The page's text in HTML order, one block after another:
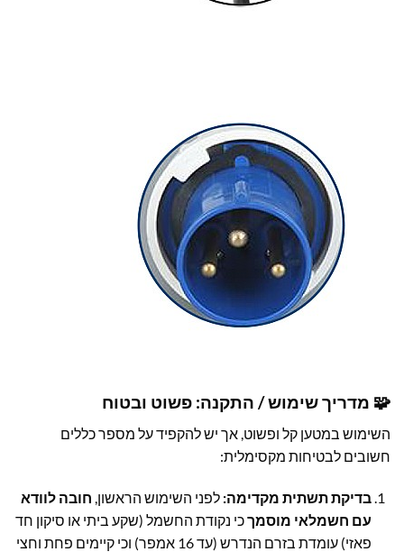
🧩 מדריך שימוש / התקנה: פשוט ובטוח
השימוש במטען קל ופשוט, אך יש להקפיד על מספר כללים
חשובים לבטיחות מקסימלית:
בדיקת תשתית מקדימה: לפני השימוש הראשון, חובה לוודא
עם חשמלאי מוסמךכי נקודת החשמל (שקע ביתי או סיקון חד
פאזי) עומדת בזרם הנדרש (עד 16 אמפר) וכי קיימים פחת וחצי